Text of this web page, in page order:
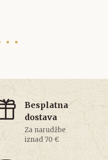
Besplatna
dostava
Za narudžbe
iznad 70 €